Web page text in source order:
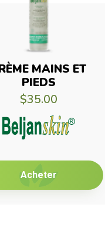
MAINS ET
PIEDS
$35.00
Acheter